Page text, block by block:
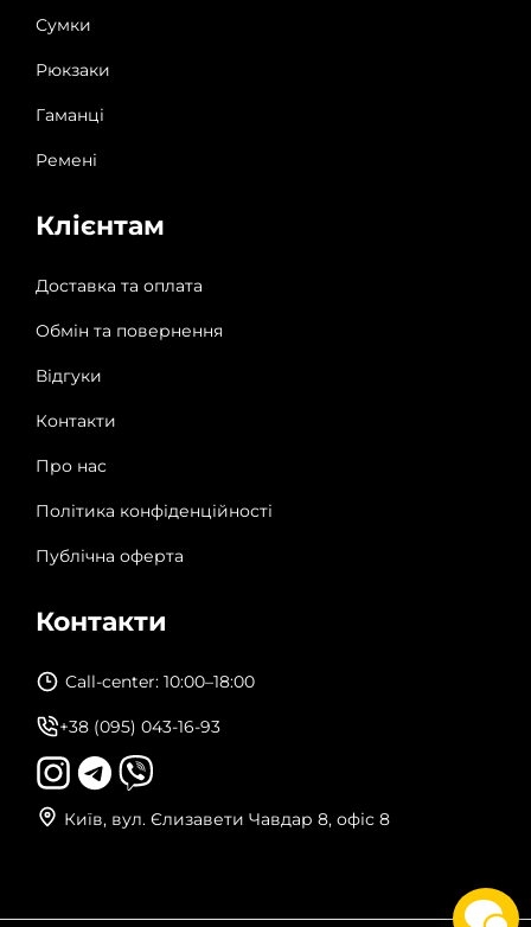
Сумки
Рюкзаки
Гаманці
Ремені
Клієнтам
Доставка та оплата
Обмін та повернення
Відгуки
Контакти
Про нас
Політика конфіденційності
Публічна оферта
Контакти
Call-center: 10:00–18:00
+38 (095) 043-16-93
Київ, вул. Єлизавети Чавдар 8, офіс 8